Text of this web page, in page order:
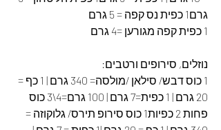
גרם1 כפית נס קפה = 5 גרם
1 כפית קפה מגורען =4 גרם
נוזלים, סירופים ורטבים:
1 כוס דבש/ סילאן /מולסה= 340 גרם | 1 כף =
20 גרם | 1 כפית=7 גרם | 100 גרם=4\3 כוס
פחות 2 כפיות1 כוס סירופ תירס/ גלוקוזה =